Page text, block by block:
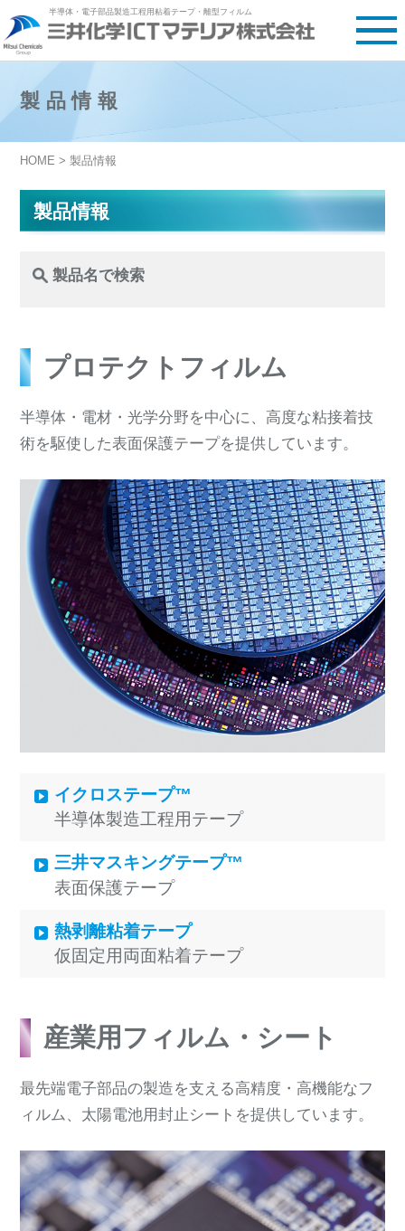
半導体・電子部品製造工程用粘着テープ・離型フィルム
製品情報
HOME > 製品情報
製品情報
製品名で検索
プロテクトフィルム
半導体・電材・光学分野を中心に、高度な粘接着技
術を駆使した表面保護テープを提供しています。
イクロステープ™
半導体製造工程用テープ
三井マスキングテープ™
表面保護テープ
熱剥離粘着テープ
仮固定用両面粘着テープ
産業用フィルム・シート
最先端電子部品の製造を支える高精度・高機能なフ
ィルム、太陽電池用封止シートを提供しています。